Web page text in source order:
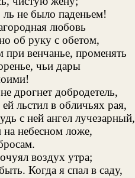
ль не было паденьем!
любовь
об руку с обетом,
венчанье, променять
чьи дары
дрогнет добродетель,
льстил в обличьях рая,
с ней ангел лучезарный,
на небесном ложе,
воздух утра;
Когда я спал в саду,